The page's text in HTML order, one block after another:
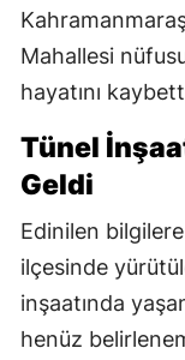
Mahallesi
hayatını
Tünel
Geldi
Edinilen
ilçesinde
inşaatında
henüz